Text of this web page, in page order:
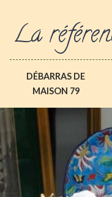
La
DÉBARRAS DE
MAISON 79